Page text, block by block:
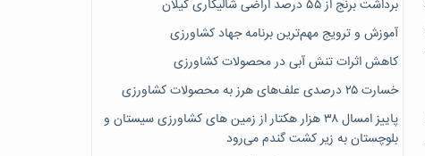
برداشت برنج از ۵۵ درصد اراضی شالیکاری گیلان
آموزش و ترویج مهم‌ترین برنامه جهاد کشاورزی
کاهش اثرات تنش آبی در محصولات کشاورزی
خسارت ۲۵ درصدی علف‌های هرز به محصولات کشاورزی
پاییز امسال ۳۸ هزار هکتار از زمین های کشاورزی سیستان و
بلوچستان به زیر کشت گندم می‌رود